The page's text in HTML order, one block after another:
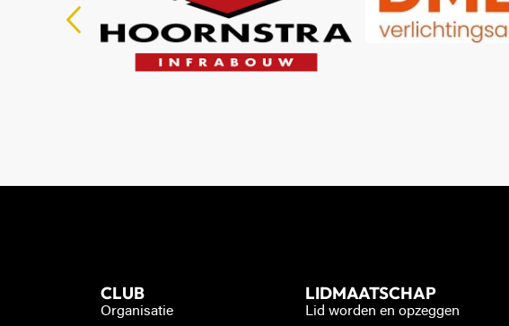
CLUB
Organisatie
LIDMAATSCHAP
Lid worden en opzeggen